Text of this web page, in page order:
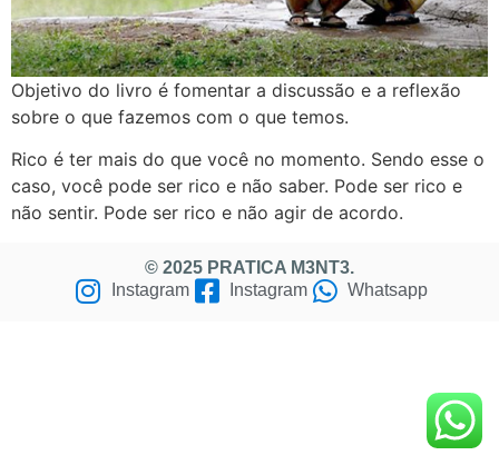
Objetivo do livro é fomentar a discussão e a reflexão
sobre o que fazemos com o que temos.
Rico é ter mais do que você no momento. Sendo esse o
caso, você pode ser rico e não saber. Pode ser rico e
não sentir. Pode ser rico e não agir de acordo.
© 2025 PRATICA M3NT3.
Instagram
Instagram Whatsapp